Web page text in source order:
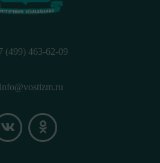
(499) 463-62-09
info@vostizm.ru